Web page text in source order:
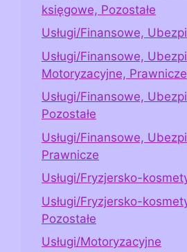
księgowe, Pozostałe
Usługi/Finansowe,
Usługi/Finansowe,
Motoryzacyjne, Prawnicze
Usługi/Finansowe,
Pozostałe
Usługi/Finansowe,
Prawnicze
Usługi/Fryzjersko-
Usługi/Fryzjersko-
Pozostałe
Usługi/Motoryzacyjne